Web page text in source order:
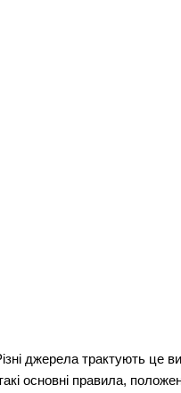
джерела трактують це
основні правила,